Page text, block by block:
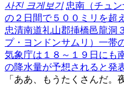
사진 크게보기 忠南（チュ
の２日間で５００ミリを超
忠清南道礼山郡挿橋邑龍洞
プ・ヨンドンサムリ）一帯
気象庁は１８～１９日にも
の降水量が予想されると発
「ああ、もうたくさんだ。